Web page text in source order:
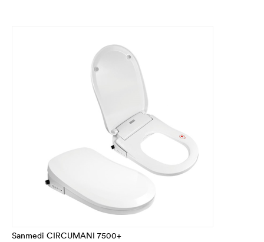
Sanmedi CIRCUMANI 7500+